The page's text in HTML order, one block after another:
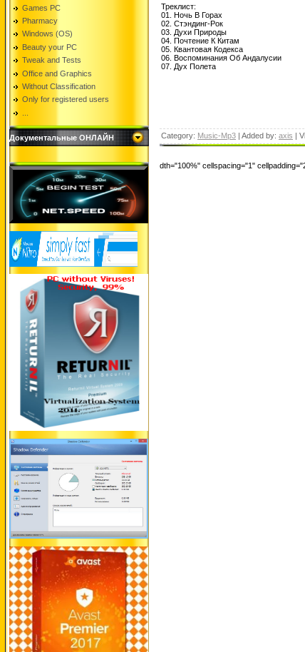
Games PC
Pharmacy
Windows (OS)
Beauty your PC
Tweak and Tests
Office and Graphics
Without Classification
Only for registered users
Документальные ОНЛАЙН
Треклист:
01. Ночь В Горах
02. Стэндинг-Рок
03. Духи Природы
04. Почтение К Китам
05. Квантовая Кодекса
06. Воспоминания Об Андалусии
07. Дух Полета
Category: Music-Mp3 | Added by: axis |
dth="100%" cellspacing="1"